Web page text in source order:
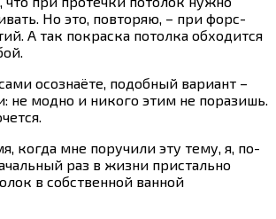
Но это, повторяю, – при форс-
А так покраска потолка обходится
осознаёте, подобный вариант –
не модно и никого этим не поразишь.
когда мне поручили эту тему, я, по-
раз в жизни пристально
в собственной ванной